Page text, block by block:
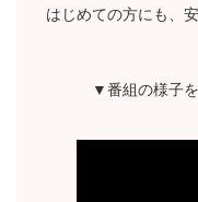
はじめての方にも、
▼番組の様子